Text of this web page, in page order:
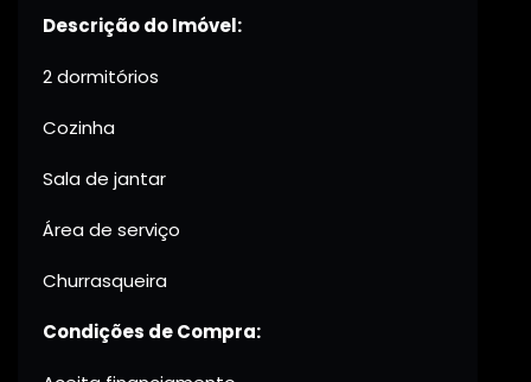
Descrição do Imóvel:
2 dormitórios
Cozinha
Sala de jantar
Área de serviço
Churrasqueira
Condições de Compra: